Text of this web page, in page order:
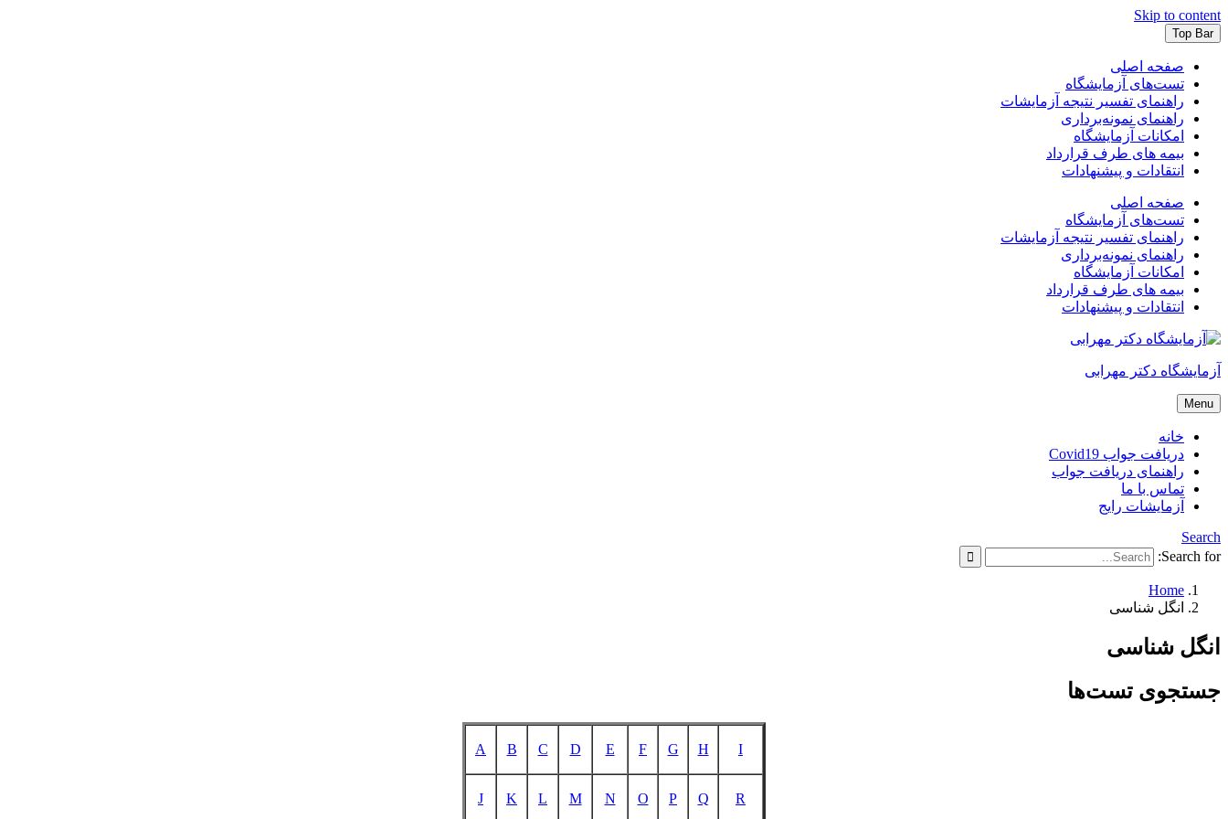
Skip to content
Top Bar
صفحه اصلی
تست‌های آزمایشگاه
راهنمای تفسیر نتیجه آزمایشات
راهنمای نمونه‌برداری
امکانات آزمایشگاه
بیمه های طرف قرارداد
انتقادات و پیشنهادات
صفحه اصلی
تست‌های آزمایشگاه
راهنمای تفسیر نتیجه آزمایشات
راهنمای نمونه‌برداری
امکانات آزمایشگاه
بیمه های طرف قرارداد
انتقادات و پیشنهادات
آزمایشگاه دکتر مهرابی
Menu
خانه
دریافت جواب Covid19
راهنمای دریافت جواب
تماس با ما
آزمایشات رایج
Search
Search for:
Home
انگل شناسی
انگل شناسی
جستجوی تست‌ها
I
H
G
F
E
D
C
B
A
R
Q
P
O
N
M
L
K
J